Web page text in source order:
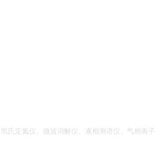
凯氏定氮仪、微波消解仪、液相测谱仪、气相离